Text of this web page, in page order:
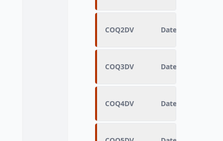
COQ2DV Date de la 2ème
COQ3DV Date de la 3ème
COQ4DV Date de la 4ème